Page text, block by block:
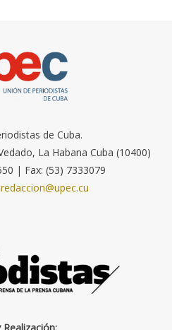
de Cuba.
La Habana Cuba (10400)
| Fax: (53) 7333079
redaccion@upec.cu